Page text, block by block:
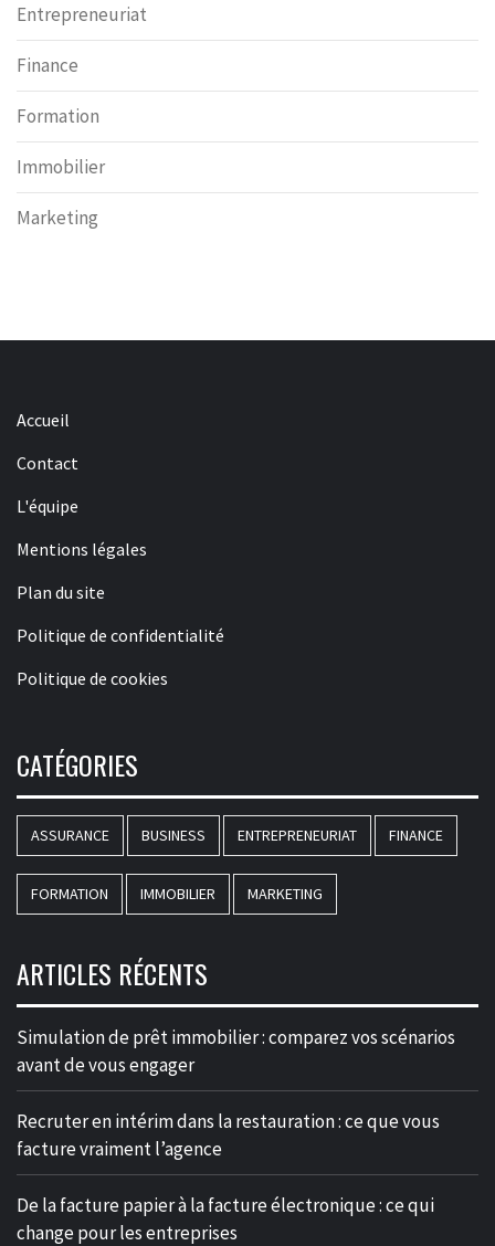
Entrepreneuriat
Finance
Formation
Immobilier
Marketing
Accueil
Contact
L'équipe
Mentions légales
Plan du site
Politique de confidentialité
Politique de cookies
CATÉGORIES
ASSURANCE BUSINESS ENTREPRENEURIAT FINANCE
FORMATION IMMOBILIER MARKETING
ARTICLES RÉCENTS
Simulation de prêt immobilier : comparez vos scénarios
avant de vous engager
Recruter en intérim dans la restauration : ce que vous
facture vraiment l’agence
De la facture papier à la facture électronique : ce qui
change pour les entreprises